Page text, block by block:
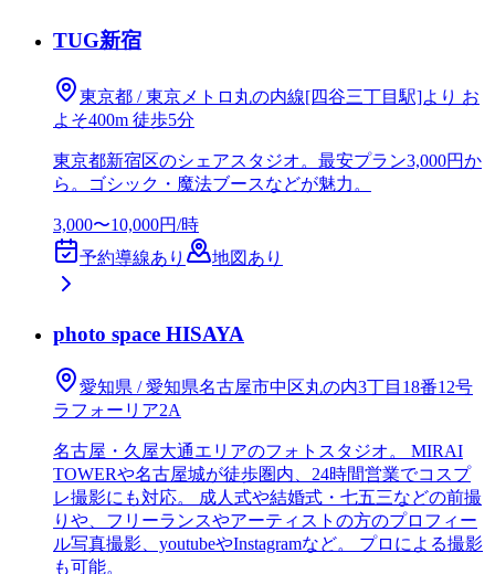
TUG新宿
東京都 / 東京メトロ丸の内線[四谷三丁目駅]より お
よそ400m 徒歩5分
東京都新宿区のシェアスタジオ。最安プラン3,000円か
ら。ゴシック・魔法ブースなどが魅力。
3,000〜10,000円/時
予約導線あり
地図あり
photo space HISAYA
愛知県 / 愛知県名古屋市中区丸の内3丁目18番12号
ラフォーリア2A
名古屋・久屋大通エリアのフォトスタジオ。 MIRAI
TOWERや名古屋城が徒歩圏内、24時間営業でコスプ
レ撮影にも対応。 成人式や結婚式・七五三などの前撮
りや、フリーランスやアーティストの方のプロフィー
ル写真撮影、youtubeやInstagramなど。 プロによる撮影
も可能。